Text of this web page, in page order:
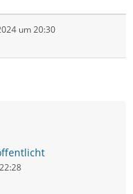
um 20:30